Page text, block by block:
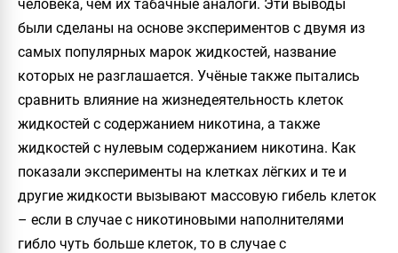
человека, чем их табачные аналоги. Эти выводы
были сделаны на основе экспериментов с двумя из
самых популярных марок жидкостей, название
которых не разглашается. Учёные также пытались
сравнить влияние на жизнедеятельность клеток
жидкостей с содержанием никотина, а также
жидкостей с нулевым содержанием никотина. Как
показали эксперименты на клетках лёгких и те и
другие жидкости вызывают массовую гибель клеток
– если в случае с никотиновыми наполнителями
гибло чуть больше клеток, то в случае с